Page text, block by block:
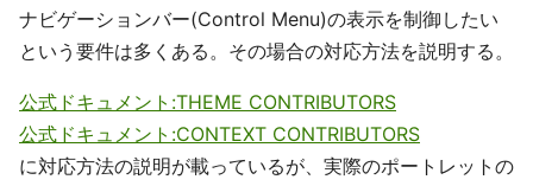
ナビゲーションバー(Control Menu)の表示を制御したい
という要件は多くある。その場合の対応方法を説明する。
公式ドキュメント:THEME CONTRIBUTORS
公式ドキュメント:CONTEXT CONTRIBUTORS
に対応方法の説明が載っているが、実際のポートレットの